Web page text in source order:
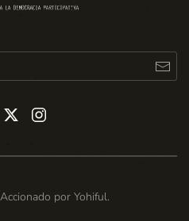
por Yohiful.